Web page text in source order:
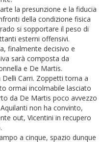
la presunzione e la fiducia
della condizione fisica
si sopportare il peso di
esterni offensivi.
finalmente decisivo e
sarà composta da
e De Martis.
Carri. Zoppetti torna a
ormai incolmabile lasciato
da De Martis poco avvezzo
non ha convinto,
out, Vicentini in recupero
a cinque, spazio dunque